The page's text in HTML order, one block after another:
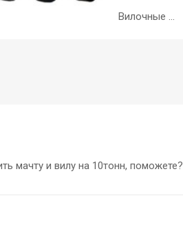
Вилочные ...
мачту и вилу на 10тонн, поможете?